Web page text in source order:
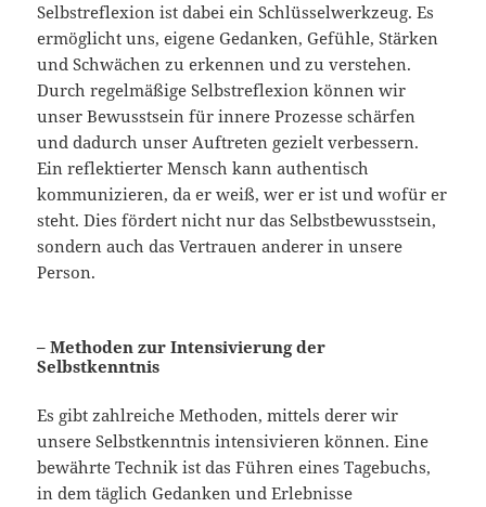
Selbstreflexion ist dabei ein Schlüsselwerkzeug. Es
ermöglicht uns, eigene Gedanken, Gefühle, Stärken
und Schwächen zu erkennen und zu verstehen.
Durch regelmäßige Selbstreflexion können wir
unser Bewusstsein für innere Prozesse schärfen
und dadurch unser Auftreten gezielt verbessern.
Ein reflektierter Mensch kann authentisch
kommunizieren, da er weiß, wer er ist und wofür er
steht. Dies fördert nicht nur das Selbstbewusstsein,
sondern auch das Vertrauen anderer in unsere
Person.
– Methoden zur Intensivierung der
Selbstkenntnis
Es gibt zahlreiche Methoden, mittels derer wir
unsere Selbstkenntnis intensivieren können. Eine
bewährte Technik ist das Führen eines Tagebuchs,
in dem täglich Gedanken und Erlebnisse